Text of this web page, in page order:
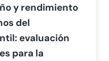
y rendimiento
del
evaluación
para la